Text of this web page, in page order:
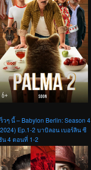
ร็วๆ นี้ – Babylon Berlin: Season 4
Ep.1-2 บาบิลอน เบอร์ลิน ซี
น 4 ตอนที่ 1-2